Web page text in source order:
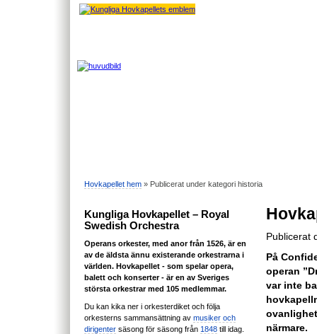
Hovkapellet hem » Publicerat under kategori historia
Kungliga Hovkapellet – Royal
Swedish Orchestra
Operans orkester, med anor från 1526, är en
av de äldsta ännu existerande orkestrarna i
världen. Hovkapellet - som spelar opera,
balett och konserter - är en av Sveriges
största orkestrar med 105 medlemmar.
Du kan kika ner i orkesterdiket och följa
orkesterns sammansättning av musiker och
dirigenter säsong för säsong från 1848 till idag.
Publicerat
På
operan
var inte
närmare.